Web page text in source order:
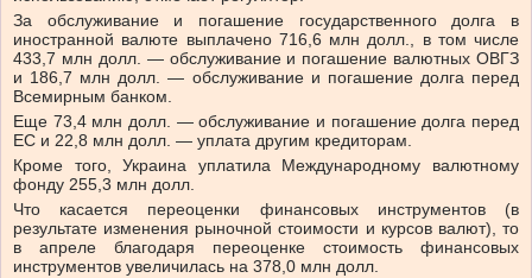
За обслуживание и погашение государственного долга в
иностранной валюте выплачено 716,6 млн долл., в том числе
433,7 млн долл. — обслуживание и погашение валютных ОВГЗ
и 186,7 млн долл. — обслуживание и погашение долга перед
Всемирным банком.
Еще 73,4 млн долл. — обслуживание и погашение долга перед
ЕС и 22,8 млн долл. — уплата другим кредиторам.
Кроме того, Украина уплатила Международному валютному
фонду 255,3 млн долл.
Что касается переоценки финансовых инструментов (в
результате изменения рыночной стоимости и курсов валют), то
в апреле благодаря переоценке стоимость финансовых
инструментов увеличилась на 378,0 млн долл.